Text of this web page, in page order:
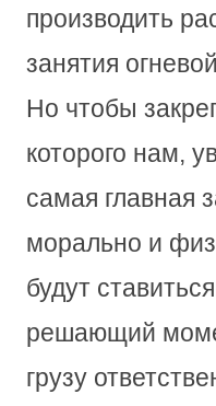
производить
занятия
Но чтобы
которого нам,
самая главная
морально и
будут
решающий
грузу